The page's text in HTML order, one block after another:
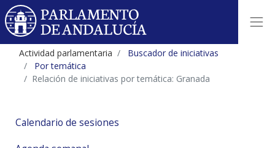
Actividad parlamentaria
Buscador de iniciativas
Por temática
Relación de iniciativas por temática: Granada
Calendario de sesiones